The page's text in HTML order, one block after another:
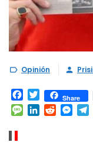
 Opinión 
Facebook
TwitterShare
Message
LinkedInReddit